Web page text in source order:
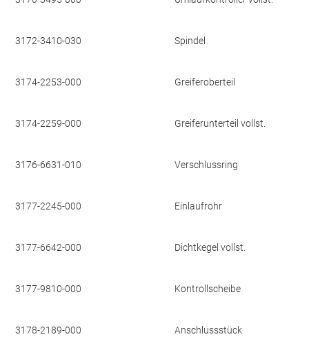
3172-3410-030 Spindel
3174-2253-000 Greiferoberteil
3174-2259-000 Greiferunterteil vollst.
3176-6631-010 Verschlussring
3177-2245-000 Einlaufrohr
3177-6642-000 Dichtkegel vollst.
3177-9810-000 Kontrollscheibe
3178-2189-000 Anschlussstück